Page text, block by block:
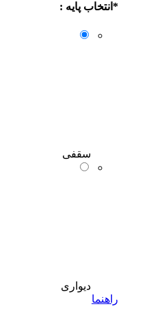
انتخاب پایه :
سقفی
دیواری
راهنما